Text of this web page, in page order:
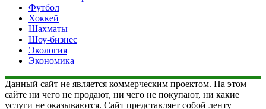
Футбол
Хоккей
Шахматы
Шоу-бизнес
Экология
Экономика
Данный сайт не является коммерческим проектом. На этом
сайте ни чего не продают, ни чего не покупают, ни какие
услуги не оказываются. Сайт представляет собой ленту